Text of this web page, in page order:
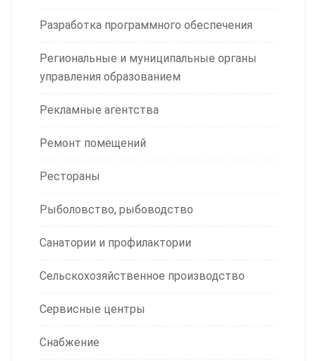
Разработка программного обеспечения
Региональные и муниципальные органы
управления образованием
Рекламные агентства
Ремонт помещений
Рестораны
Рыболовство, рыбоводство
Санатории и профилактории
Сельскохозяйственное производство
Сервисные центры
Снабжение